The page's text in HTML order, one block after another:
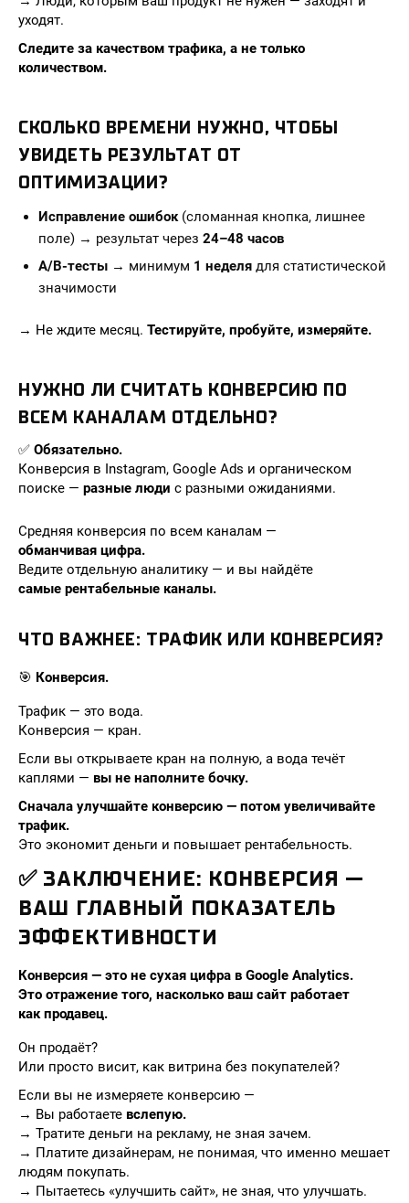
уходят.
Следите за качеством трафика, а не только
количеством.
СКОЛЬКО ВРЕМЕНИ НУЖНО, ЧТОБЫ
УВИДЕТЬ РЕЗУЛЬТАТ ОТ
ОПТИМИЗАЦИИ?
Исправление ошибок(сломанная кнопка, лишнее
поле) → результат через 24–48 часов
A/B-тесты → минимум 1 неделя для статистической
значимости
→ Не ждите месяц. Тестируйте, пробуйте, измеряйте.
НУЖНО ЛИ СЧИТАТЬ КОНВЕРСИЮ ПО
ВСЕМ КАНАЛАМ ОТДЕЛЬНО?
✅ Обязательно.
Конверсия в Instagram, Google Ads и органическом
поиске — разные люди с разными ожиданиями.
Средняя конверсия по всем каналам —
обманчивая цифра.
Ведите отдельную аналитику — и вы найдёте
самые рентабельные каналы.
ЧТО ВАЖНЕЕ: ТРАФИК ИЛИ КОНВЕРСИЯ?
🎯 Конверсия.
Трафик — это вода.
Конверсия — кран.
Если вы открываете кран на полную, а вода течёт
каплями — вы не наполните бочку.
Сначала улучшайте конверсию — потом увеличивайте
трафик.
Это экономит деньги и повышает рентабельность.
✅ ЗАКЛЮЧЕНИЕ: КОНВЕРСИЯ —
ВАШ ГЛАВНЫЙ ПОКАЗАТЕЛЬ
ЭФФЕКТИВНОСТИ
Конверсия — это не сухая цифра в Google Analytics.
Это отражение того, насколько ваш сайт работает
как продавец.
Он продаёт?
Или просто висит, как витрина без покупателей?
Если вы не измеряете конверсию —
→ Вы работаете вслепую.
→ Тратите деньги на рекламу, не зная зачем.
→ Платите дизайнерам, не понимая, что именно мешает
людям покупать.
→ Пытаетесь «улучшить сайт», не зная, что улучшать.